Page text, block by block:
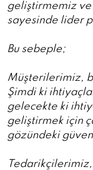
geliştirmemiz ve
sayesinde lider
Bu sebeple;
Müşterilerimiz,
Şimdi ki
gelecekte ki
geliştirmek için
gözündeki